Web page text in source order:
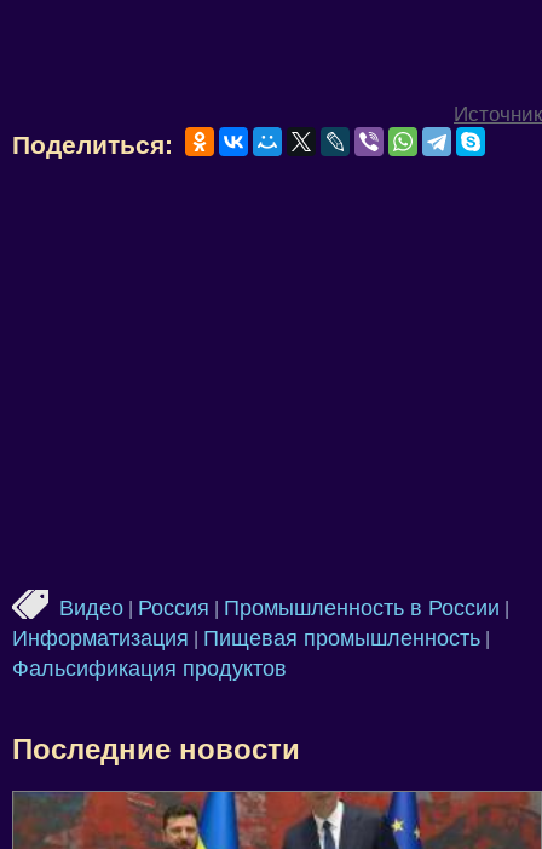
Источник
Поделиться:
Видео Россия Промышленность в России
Информатизация Пищевая промышленность
Фальсификация продуктов
Последние новости